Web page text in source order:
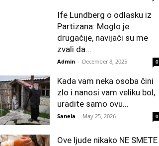
Ife Lundberg o odlasku iz
Partizana: Moglo je
drugačije, navijači su me
zvali da...
Admin - December 8, 2025 0
Kada vam neka osoba čini
zlo i nanosi vam veliku bol,
uradite samo ovu...
Sanela - May 25, 2026 0
Ove ljude nikako NE SMETE